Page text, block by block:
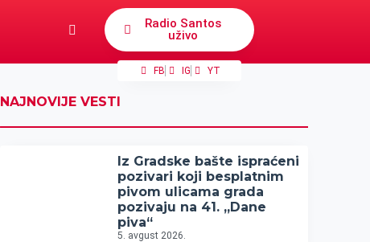
Radio Santos
uživo
FB IG YT
NAJNOVIJE VESTI
Iz Gradske bašte ispraćeni
pozivari koji besplatnim
pivom ulicama grada
pozivaju na 41. „Dane
piva“
5. avgust 2026.